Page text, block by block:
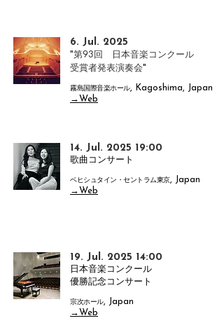
6. Jul. 2025
"第93回 日本音楽コンクール
受賞者発表演奏会"
霧島国際音楽ホール, Kagoshima, Japan
→Web
14. Jul. 2025 19:00
歌曲コンサート
ベヒシュタイン・セントラム東京, Japan
→Web
19. Jul. 2025 14:00
日本音楽コンクール
優勝記念コンサート
宗次ホール, Japan
→Web